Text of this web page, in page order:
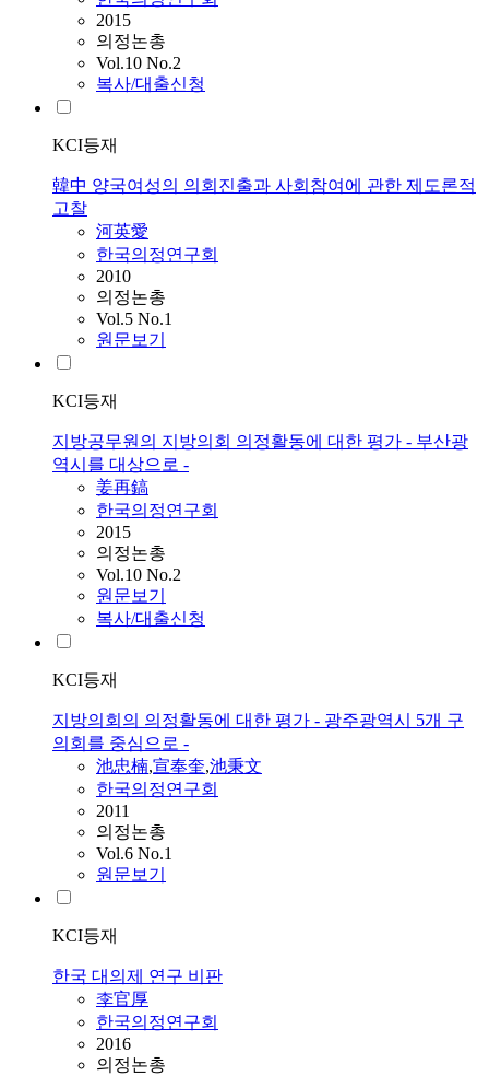
2015
의정논총
Vol.10 No.2
복사/대출신청
KCI등재
韓中 양국여성의 의회진출과 사회참여에 관한 제도론적
고찰
河英愛
한국의정연구회
2010
의정논총
Vol.5 No.1
원문보기
KCI등재
지방공무원의 지방의회 의정활동에 대한 평가 - 부산광
역시를 대상으로 -
姜再鎬
한국의정연구회
2015
의정논총
Vol.10 No.2
원문보기
복사/대출신청
KCI등재
지방의회의 의정활동에 대한 평가 - 광주광역시 5개 구
의회를 중심으로 -
池忠楠,宣奉奎,池秉文
한국의정연구회
2011
의정논총
Vol.6 No.1
원문보기
KCI등재
한국 대의제 연구 비판
李官厚
한국의정연구회
2016
의정논총